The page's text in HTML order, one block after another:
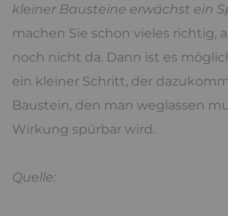
kleiner Bausteine erwächst ein
machen Sie schon vieles richtig,
noch nicht da. Dann ist es
ein kleiner Schritt, der
Baustein, den man weglassen
Wirkung spürbar wird.
Quelle: